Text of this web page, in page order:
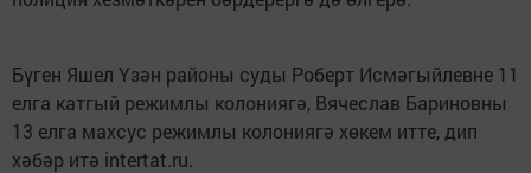
Бүген Яшел Үзән районы суды Роберт Исмәгыйлевне 11
елга катгый режимлы колониягә, Вячеслав Бариновны
13 елга махсус режимлы колониягә хөкем итте, дип
хәбәр итә intertat.ru.